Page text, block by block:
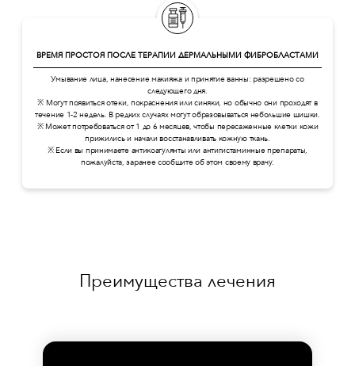
ВРЕМЯ ПРОСТОЯ ПОСЛЕ ТЕРАПИИ ДЕРМАЛЬНЫМИ ФИБРОБЛАСТАМИ
Умывание лица, нанесение макияжа и принятие ванны: разрешено со
следующего дня.
※ Могут появиться отеки, покраснения или синяки, но обычно они проходят в
течение 1-2 недель. В редких случаях могут образовываться небольшие шишки.
※ Может потребоваться от 1 до 6 месяцев, чтобы пересаженные клетки кожи
прижились и начали восстанавливать кожную ткань.
※ Если вы принимаете антикоагулянты или антигистаминные препараты,
пожалуйста, заранее сообщите об этом своему врачу.
Преимущества лечения